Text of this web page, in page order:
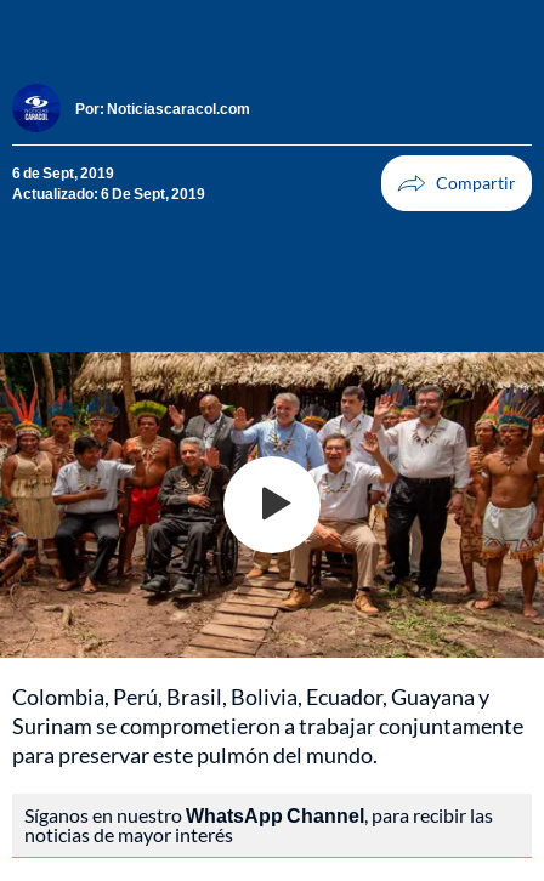
Por: Noticiascaracol.com
6 de Sept, 2019
Actualizado: 6 De Sept, 2019
Colombia, Perú, Brasil, Bolivia, Ecuador, Guayana y
Surinam se comprometieron a trabajar conjuntamente
para preservar este pulmón del mundo.
Síganos en nuestroWhatsApp Channel , para recibir las
noticias de mayor interés